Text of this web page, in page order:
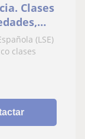
Clases
(LSE)
clases